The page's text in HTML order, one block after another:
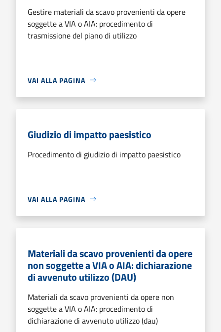
Gestire materiali da scavo provenienti da opere
soggette a VIA o AIA: procedimento di
trasmissione del piano di utilizzo
VAI ALLA PAGINA
Giudizio di impatto paesistico
Procedimento di giudizio di impatto paesistico
VAI ALLA PAGINA
Materiali da scavo provenienti da opere
non soggette a VIA o AIA: dichiarazione
di avvenuto utilizzo (DAU)
Materiali da scavo provenienti da opere non
soggette a VIA o AIA: procedimento di
dichiarazione di avvenuto utilizzo (dau)